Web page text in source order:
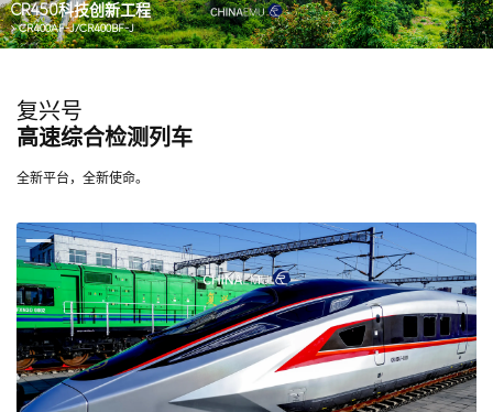
CR450科技创新工程
CR400AF-J/CR400BF-J
复兴号
高速综合检测列车
全新平台，全新使命。